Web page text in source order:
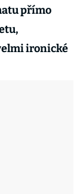
přímo
ironické